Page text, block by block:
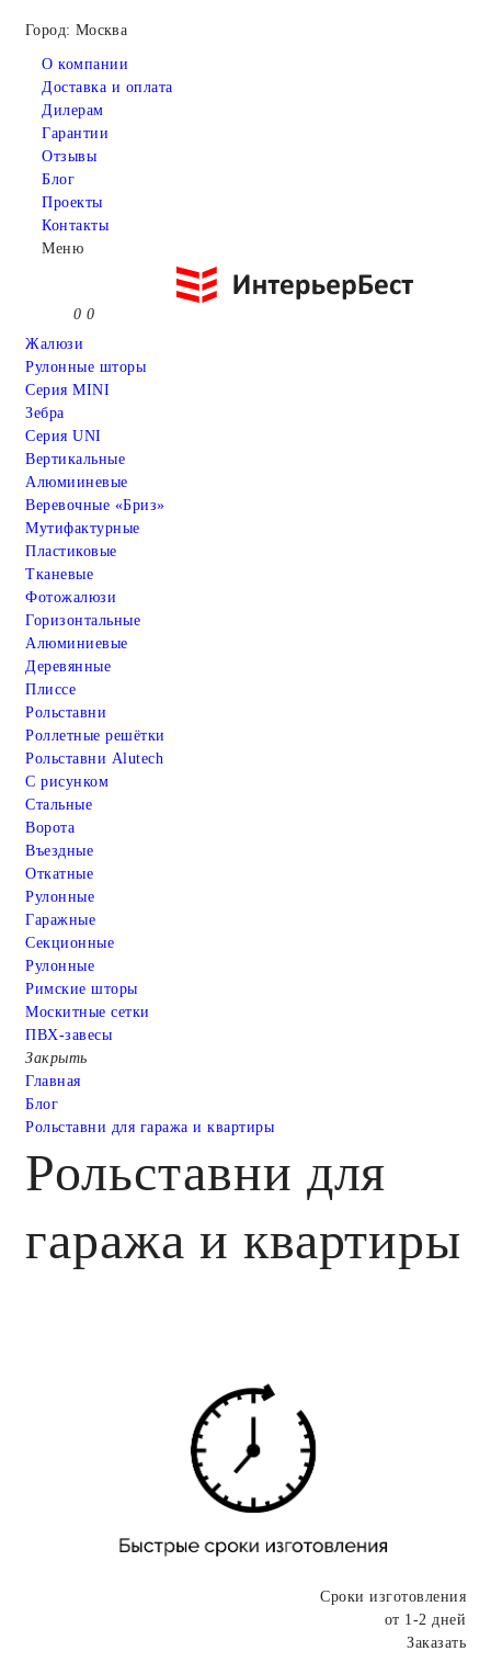
Город: Москва
О компании
Доставка и оплата
Дилерам
Гарантии
Отзывы
Блог
Проекты
Контакты
Меню
0 0
Жалюзи
Рулонные шторы
Серия MINI
Зебра
Серия UNI
Вертикальные
Алюмииневые
Веревочные «Бриз»
Мутифактурные
Пластиковые
Тканевые
Фотожалюзи
Горизонтальные
Алюминиевые
Деревянные
Плиссе
Рольставни
Роллетные решётки
Рольставни Alutech
С рисунком
Стальные
Ворота
Въездные
Откатные
Рулонные
Гаражные
Cекционные
Рулонные
Римские шторы
Москитные сетки
ПВХ-завесы
Закрыть
Главная
Блог
Рольставни для гаража и квартиры
Рольставни для
гаража и квартиры
Сроки изготовления
от 1-2 дней
Заказать